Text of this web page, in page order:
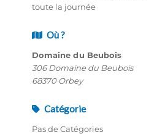
toute la journée
Où ?
Domaine du Beubois
306 Domaine du Beubois
68370 Orbey
Catégorie
Pas de Catégories